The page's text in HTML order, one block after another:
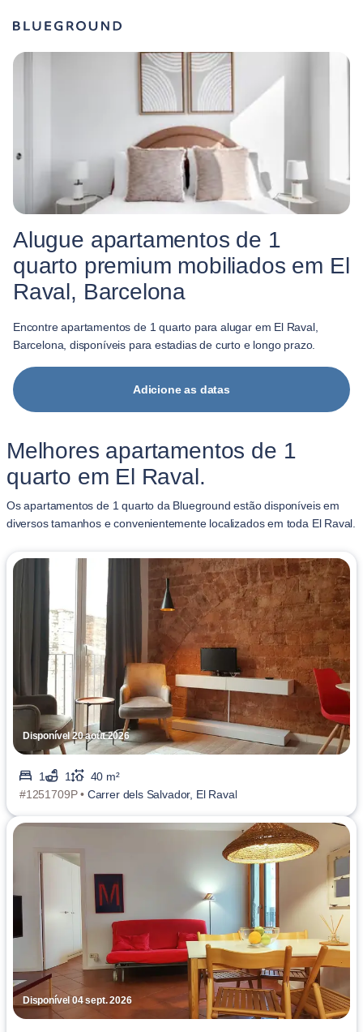
Alugue apartamentos de 1
quarto premium mobiliados em El
Raval, Barcelona
Encontre apartamentos de 1 quarto para alugar em El Raval,
Barcelona, disponíveis para estadias de curto e longo prazo.
Adicione as datas
Melhores apartamentos de 1
quarto em El Raval.
Os apartamentos de 1 quarto da Blueground estão disponíveis em
diversos tamanhos e convenientemente localizados em toda El Raval.
Disponível 20 août 2026
1 1
40 m²
#1251709P • Carrer dels Salvador, El Raval
Disponível 04 sept. 2026